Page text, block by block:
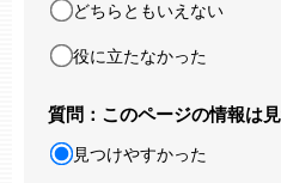
どちらともいえない
役に立たなかった
質問：このページの情報は
見つけやすかった